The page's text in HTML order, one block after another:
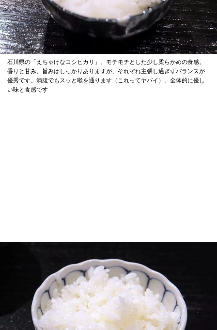
石川県の「えちゃけなコシヒカリ」。モチモチとした少し柔らかめの食感。
香りと甘み、旨みはしっかりありますが、それぞれ主張し過ぎずバランスが
優秀です。満腹でもスッと喉を通ります（これってヤバイ）。全体的に優し
い味と食感です